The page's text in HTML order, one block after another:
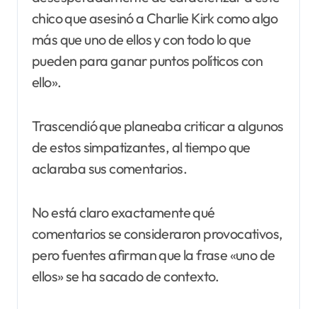
chico que asesinó a Charlie Kirk como algo
más que uno de ellos y con todo lo que
pueden para ganar puntos políticos con
ello».
Trascendió que planeaba criticar a algunos
de estos simpatizantes, al tiempo que
aclaraba sus comentarios.
No está claro exactamente qué
comentarios se consideraron provocativos,
pero fuentes afirman que la frase «uno de
ellos» se ha sacado de contexto.